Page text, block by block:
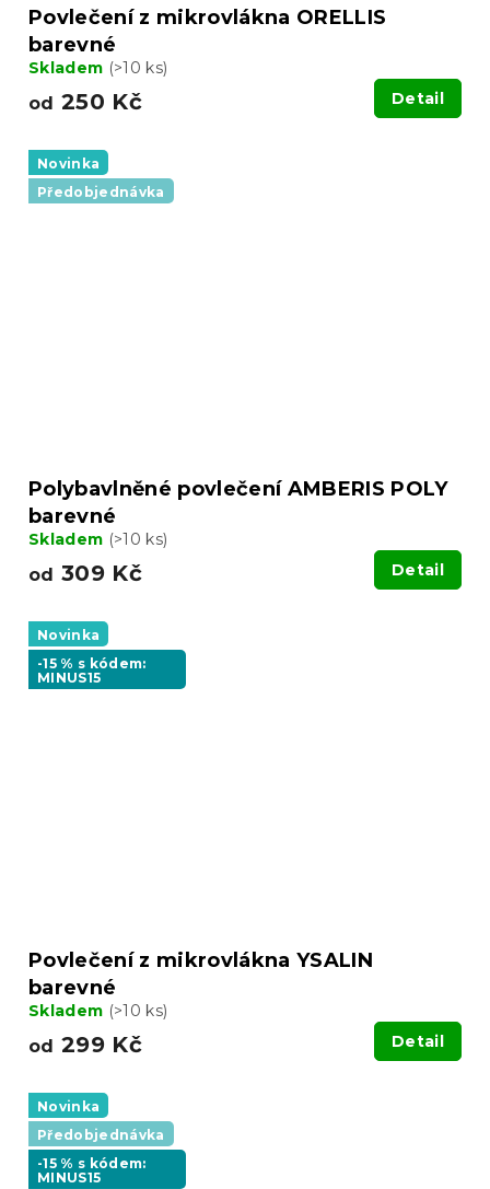
Povlečení z mikrovlákna ORELLIS
barevné
Skladem (>10 ks)
od 250 Kč Detail
Novinka
Předobjednávka
Polybavlněné povlečení AMBERIS POLY
barevné
Skladem (>10 ks)
od 309 Kč Detail
Novinka
-15 % s kódem:
MINUS15
Povlečení z mikrovlákna YSALIN
barevné
Skladem (>10 ks)
od 299 Kč Detail
Novinka
Předobjednávka
-15 % s kódem:
MINUS15